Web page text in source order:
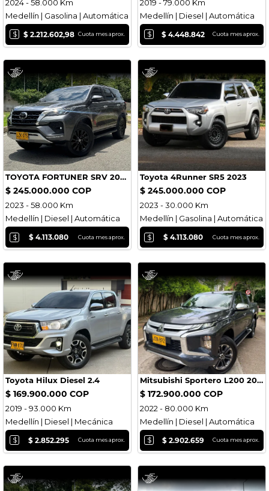
2024 - 58.000 Km
Medellín | Gasolina | Automática
$ $ 2.212.602,98 Cuota mes aprox.
2019 - 79.000 Km
Medellín | Diesel | Automática
$ $ 4.448.842 Cuota mes aprox.
TOYOTA FORTUNER SRV 2023
$ 245.000.000 COP
2023 - 58.000 Km
Medellín | Diesel | Automática
$ $ 4.113.080 Cuota mes aprox.
Toyota 4Runner SR5 2023
$ 245.000.000 COP
2023 - 30.000 Km
Medellín | Gasolina | Automática
$ $ 4.113.080 Cuota mes aprox.
Toyota Hilux Diesel 2.4
$ 169.900.000 COP
2019 - 93.000 Km
Medellín | Diesel | Mecánica
$ $ 2.852.295 Cuota mes aprox.
Mitsubishi Sportero L200 2022
$ 172.900.000 COP
2022 - 80.000 Km
Medellín | Diesel | Automática
$ $ 2.902.659 Cuota mes aprox.